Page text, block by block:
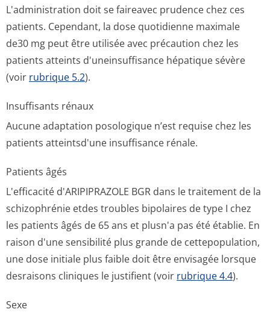
L'administration doit se faireavec prudence chez ces
patients. Cependant, la dose quotidienne maximale
de30 mg peut être utilisée avec précaution chez les
patients atteints d'uneinsuffisance hépatique sévère
(voir rubrique 5.2).
Insuffisants rénaux
Aucune adaptation posologique n’est requise chez les
patients atteintsd'une insuffisance rénale.
Patients âgés
L'efficacité d'ARIPIPRAZOLE BGR dans le traitement de la
schizophrénie etdes troubles bipolaires de type I chez
les patients âgés de 65 ans et plusn'a pas été établie. En
raison d'une sensibilité plus grande de cettepopulation,
une dose initiale plus faible doit être envisagée lorsque
desraisons cliniques le justifient (voir rubrique 4.4).
Sexe